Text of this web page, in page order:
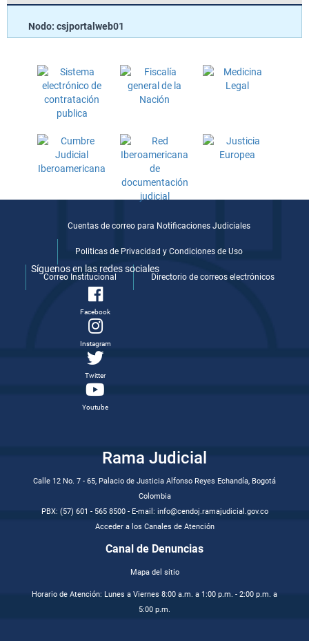
Nodo: csjportalweb01
Cuentas de correo para Notificaciones Judiciales
Politicas de Privacidad y Condiciones de Uso
Correo Institucional Directorio de correos electrónicos
Síguenos en las redes sociales
Facebook
Instagram
Twitter
Youtube
Rama Judicial
Calle 12 No. 7 - 65, Palacio de Justicia Alfonso Reyes Echandía, Bogotá
Colombia
PBX: (57) 601 - 565 8500 - E-mail: info@cendoj.ramajudicial.gov.co
Acceder a los Canales de Atención
Canal de Denuncias
Mapa del sitio
Horario de Atención: Lunes a Viernes 8:00 a.m. a 1:00 p.m. - 2:00 p.m. a
5:00 p.m.